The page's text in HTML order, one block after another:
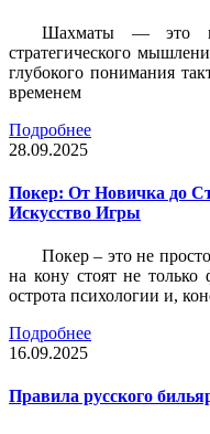
Шахматы — это
стратегического
глубокого понимания
временем
Подробнее
28.09.2025
Покер: От Новичка до
Искусство Игры
Покер – это не
на кону стоят не только
острота психологии и,
Подробнее
16.09.2025
Правила русского